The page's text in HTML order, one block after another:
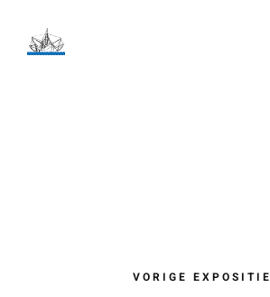
naar
VORIGE EXPOSITIE